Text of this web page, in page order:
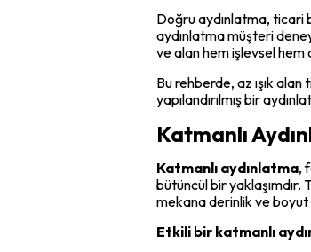
Doğru aydınlatma, ticari
aydınlatma müşteri
ve alan hem işlevsel hem
Bu rehberde, az ışık
yapılandırılmış bir
Katmanlı
Katmanlı aydınlatma,
bütüncül bir yaklaşımdır.
mekana derinlik ve boyut
Etkili bir katmanlı